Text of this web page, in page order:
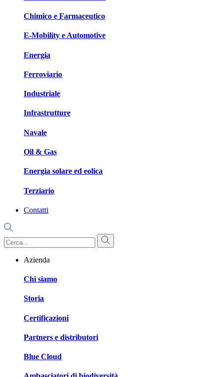
Chimico e Farmaceutico
E-Mobility e Automotive
Energia
Ferroviario
Industriale
Infrastrutture
Navale
Oil & Gas
Energia solare ed eolica
Terziario
Contatti
Azienda
Chi siamo
Storia
Certificazioni
Partners e distributori
Blue Cloud